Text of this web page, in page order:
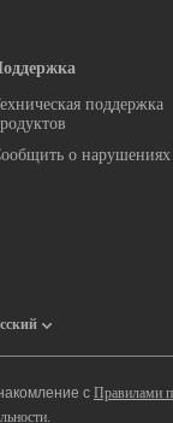
поддержка
о нарушениях
с Правилами
.